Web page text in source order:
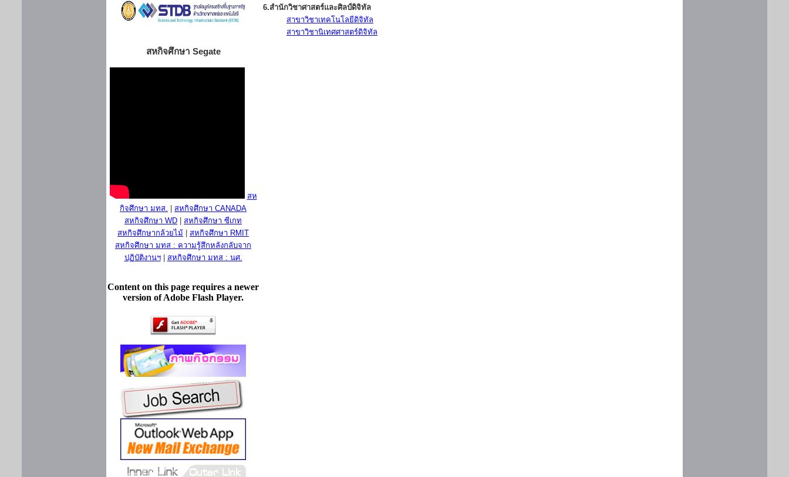
สหกิจศึกษา Segate
สห
กิจศึกษา มทส.
สหกิจศึกษา CANADA
สหกิจศึกษา WD
สหกิจศึกษา ซีเกท
สหกิจศึกษากล้วยไม้
สหกิจศึกษา RMIT
สหกิจศึกษา มทส : ความรู้สึกหลังกลับจาก
ปฏิบัติงานฯ| สหกิจศึกษา มทส : นศ.
Content on this page requires a newer
version of Adobe Flash Player.
6.สำนักวิชาศาสตร์และศิลป์ดิจิทัล
สาขาวิชาเทคโนโลยีดิจิทัล
สาขาวิชานิเทศศาสตร์ดิจิทัล